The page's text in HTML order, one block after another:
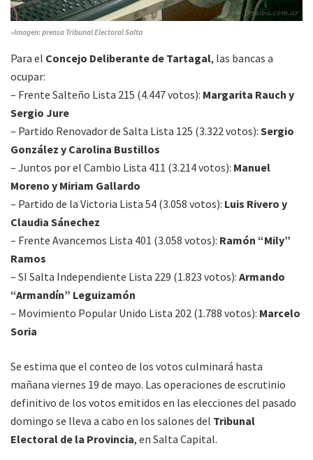
»Imagen: prensa Tribunal Electoral Salta
Para el Concejo Deliberante de Tartagal, las bancas a
ocupar:
– Frente Salteño Lista 215 (4.447 votos): Margarita Rauch y
Sergio Jure
– Partido Renovador de Salta Lista 125 (3.322 votos): Sergio
González y Carolina Bustillos
– Juntos por el Cambio Lista 411 (3.214 votos): Manuel
Moreno y Miriam Gallardo
– Partido de la Victoria Lista 54 (3.058 votos): Luis Rivero y
Claudia Sánechez
– Frente Avancemos Lista 401 (3.058 votos): Ramón “Mily”
Ramos
– SI Salta Independiente Lista 229 (1.823 votos): Armando
“Armandín” Leguizamón
– Movimiento Popular Unido Lista 202 (1.788 votos): Marcelo
Soria
Se estima que el conteo de los votos culminará hasta
mañana viernes 19 de mayo. Las operaciones de escrutinio
definitivo de los votos emitidos en las elecciones del pasado
domingo se lleva a cabo en los salones del Tribunal
Electoral de la Provincia, en Salta Capital.